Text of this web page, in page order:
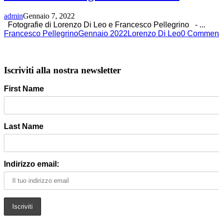
adminGennaio 7, 2022
Fotografie di Lorenzo Di Leo e Francesco Pellegrino - ...
Francesco PellegrinoGennaio 2022 Lorenzo Di Leo0
Iscriviti alla nostra newsletter
First Name
Last Name
Indirizzo email: